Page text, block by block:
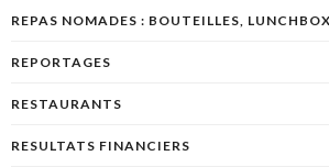
REPAS NOMADES : BOUTEILLES,
REPORTAGES
RESTAURANTS
RESULTATS FINANCIERS